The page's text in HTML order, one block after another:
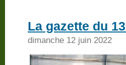
La gazette du
dimanche 12 juin 2022